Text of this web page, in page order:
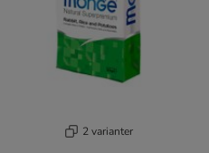
2 varianter